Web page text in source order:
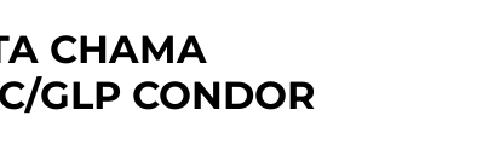
CHAMA
GLP CONDOR